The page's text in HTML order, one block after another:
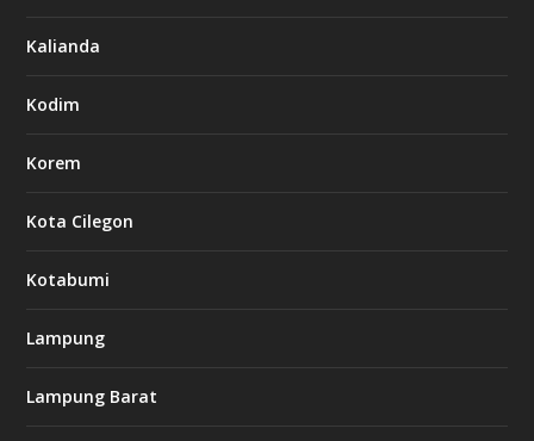
Kalianda
Kodim
Korem
Kota Cilegon
Kotabumi
Lampung
Lampung Barat